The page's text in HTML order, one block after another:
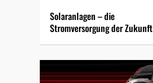
Solaranlagen – die
Stromversorgung der Zukunft